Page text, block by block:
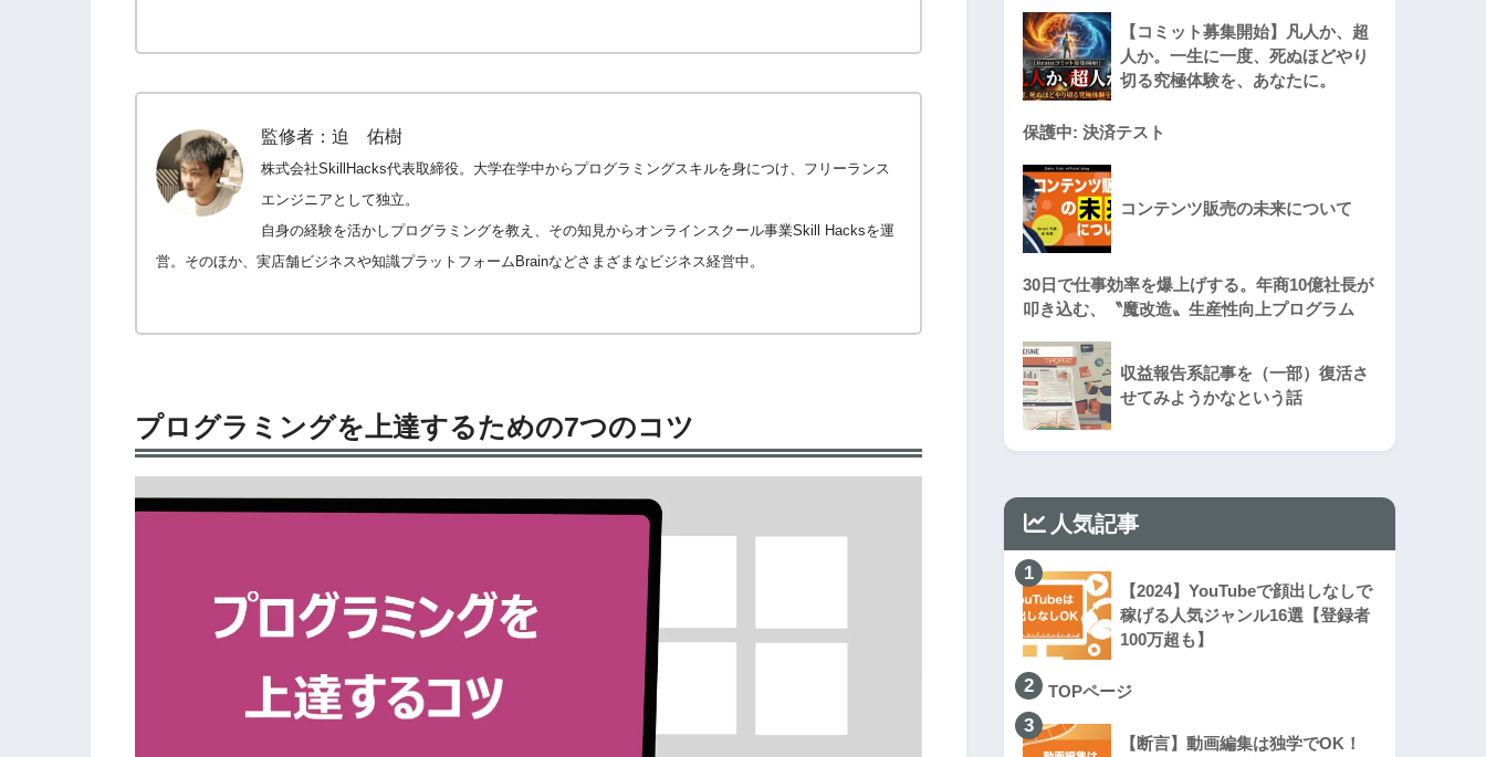
監修者：迫 佑樹
株式会社SkillHacks代表取締役。 大学在学中からプログラミングスキルを身につけ、フリーランス
エンジニアとして独立。
自身の経験を活かしプログラミングを教え、その知見からオンラインスクール事業Skill Hacksを運
営。そのほか、実店舗ビジネスや知識プラットフォームBrainなどさまざまなビジネス経営中。
プログラミングを上達するための7つのコツ
【コミット募集開始】凡人か、超
人か。一生に一度、死ぬほどやり
切る究極体験を、あなたに。
保護中: 決済テスト
コンテンツ販売の未来について
30日で仕事効率を爆上げする。年商10億社長が
叩き込む、〝魔改造〟生産性向上プログラム
収益報告系記事を（一部）復活さ
せてみようかなという話
人気記事
1
【2024】YouTubeで顔出しなしで
稼げる人気ジャンル16選【登録者
100万超も】
2 TOPページ
3
【断言】動画編集は独学でOK！